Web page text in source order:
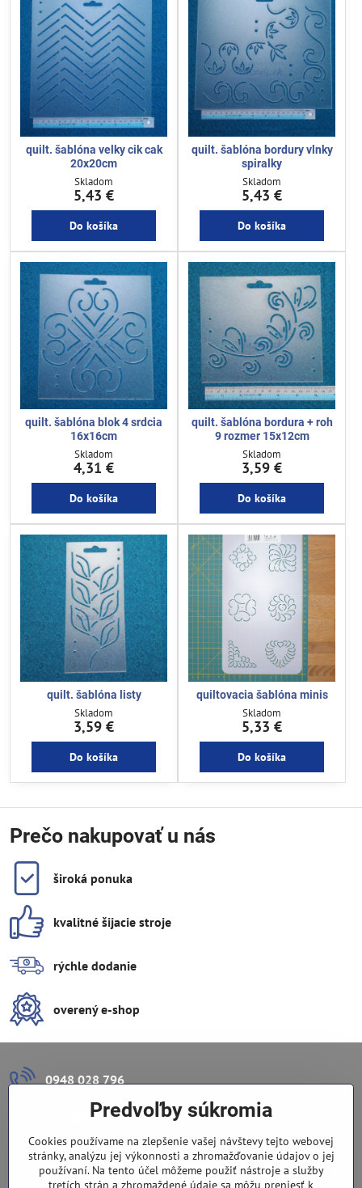
quilt. šablóna velky cik cak
20x20cm
Skladom
5,43 €
Do košíka
quilt. šablóna bordury vlnky
spiralky
Skladom
5,43 €
Do košíka
quilt. šablóna blok 4 srdcia
16x16cm
Skladom
4,31 €
Do košíka
quilt. šablóna bordura + roh
9 rozmer 15x12cm
Skladom
3,59 €
Do košíka
quilt. šablóna listy
Skladom
3,59 €
Do košíka
quiltovacia šablóna minis
Skladom
5,33 €
Do košíka
Prečo nakupovať u nás
široká ponuka
kvalitné šijacie stroje
rýchle dodanie
overený e-shop
0948 028 796
info​@lazuli​.sk
Lazuli s​.r​.o​.
Predvoľby súkromia
Cookies používame na zlepšenie vašej návštevy tejto webovej
stránky, analýzu jej výkonnosti a zhromažďovanie údajov o jej
používaní. Na tento účel môžeme použiť nástroje a služby
tretích strán a zhromaždené údaje sa môžu preniesť k